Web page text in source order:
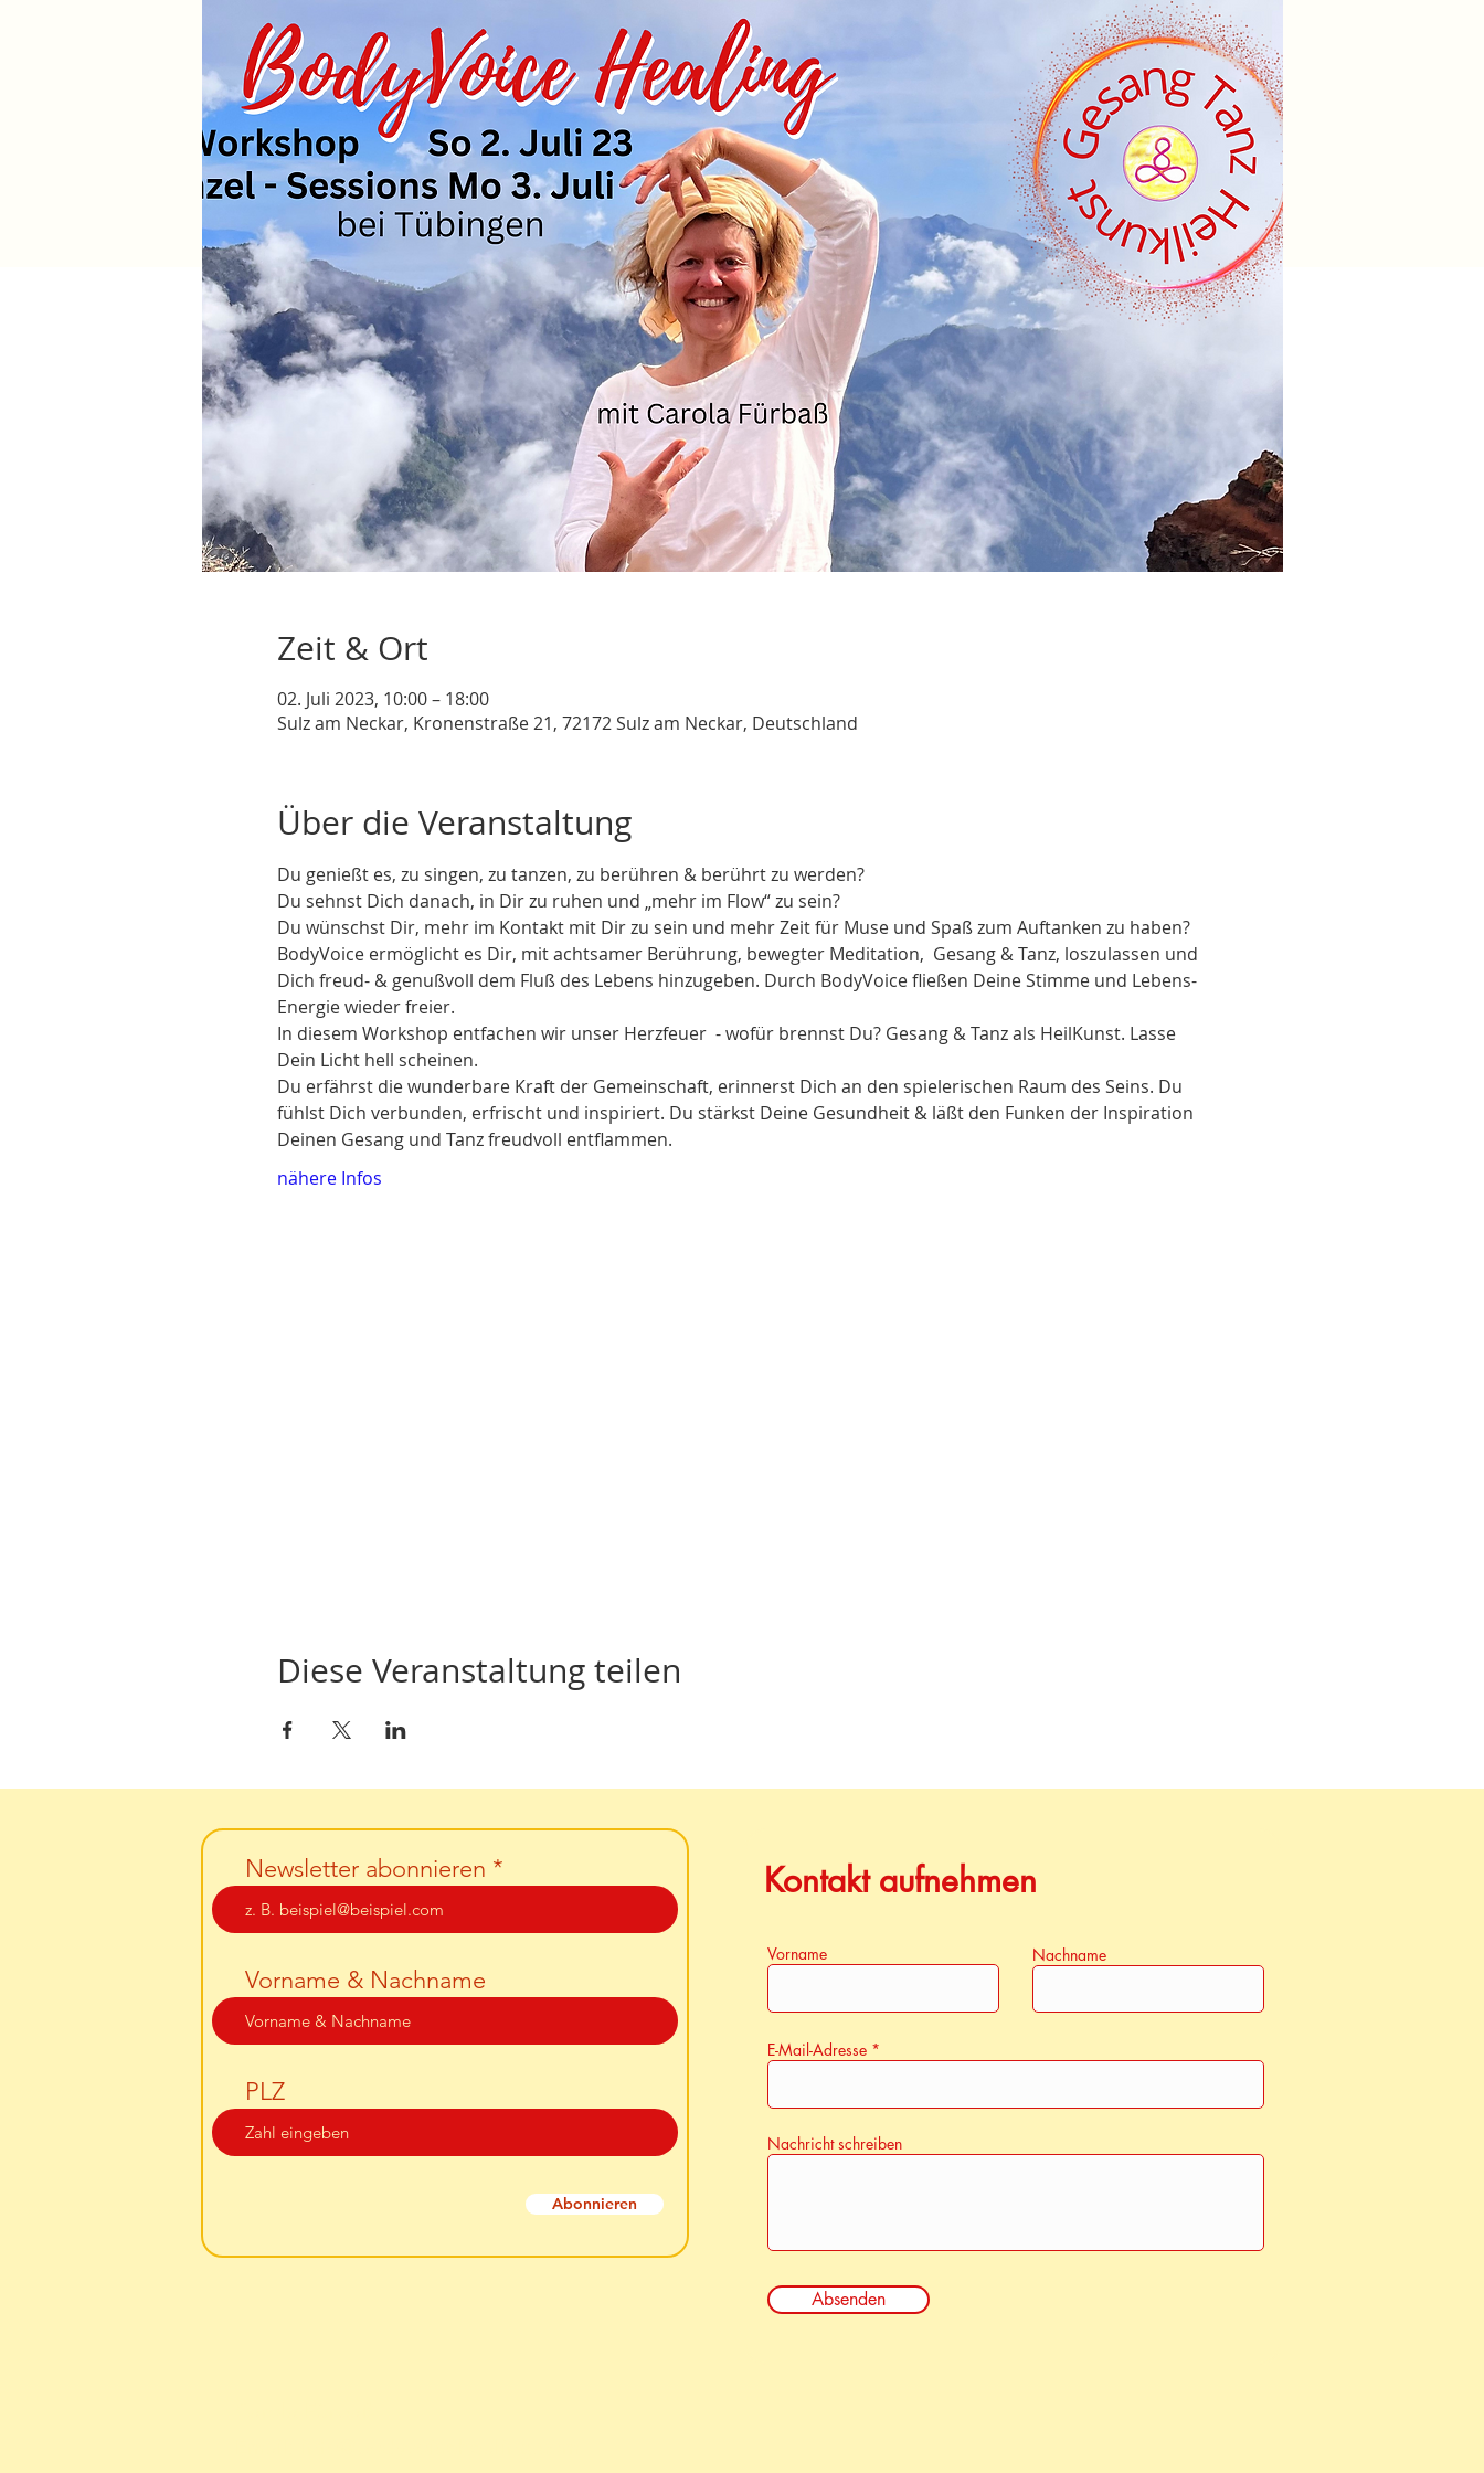
Zeit & Ort
02. Juli 2023, 10:00 – 18:00
Sulz am Neckar, Kronenstraße 21, 72172 Sulz am Neckar, Deutschland
Über die Veranstaltung
Du genießt es, zu singen, zu tanzen, zu berühren & berührt zu werden?
Du sehnst Dich danach, in Dir zu ruhen und „mehr im Flow“ zu sein?
Du wünschst Dir, mehr im Kontakt mit Dir zu sein und mehr Zeit für Muse und Spaß zum Auftanken zu haben?
BodyVoice ermöglicht es Dir, mit achtsamer Berührung, bewegter Meditation,  Gesang & Tanz, loszulassen und
Dich freud- & genußvoll dem Fluß des Lebens hinzugeben. Durch BodyVoice fließen Deine Stimme und Lebens-
Energie wieder freier.
In diesem Workshop entfachen wir unser Herzfeuer  - wofür brennst Du? Gesang & Tanz als HeilKunst. Lasse
Dein Licht hell scheinen.
Du erfährst die wunderbare Kraft der Gemeinschaft, erinnerst Dich an den spielerischen Raum des Seins. Du
fühlst Dich verbunden, erfrischt und inspiriert. Du stärkst Deine Gesundheit & läßt den Funken der Inspiration
Deinen Gesang und Tanz freudvoll entflammen.
nähere Infos
Diese Veranstaltung teilen
Newsletter abonnieren
Vorname & Nachname
PLZ
Abonnieren
Kontakt aufnehmen
Vorname Nachname
E-Mail-Adresse
Nachricht schreiben
Absenden